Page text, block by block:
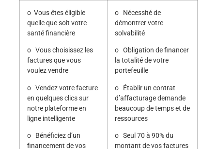
o Vous êtes éligible
quelle que soit votre
santé financière
o Vous choisissez les
factures que vous
voulez vendre
o Vendez votre facture
en quelques clics sur
notre plateforme en
ligne intelligente
o Bénéficiez d’un
financement de vos
o Nécessité de
démontrer votre
solvabilité
o Obligation de financer
la totalité de votre
portefeuille
o Établir un contrat
d’affacturage demande
beaucoup de temps et de
ressources
o Seul 70 à 90% du
montant de vos factures